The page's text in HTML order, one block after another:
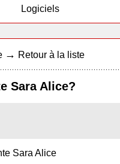
Logiciels
→ Retour à la liste
Sara Alice?
Sara Alice